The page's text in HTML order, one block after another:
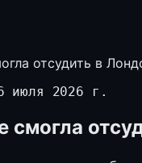
отсудить в
июля 2026 г.
смогла